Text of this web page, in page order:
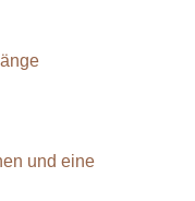
und eine